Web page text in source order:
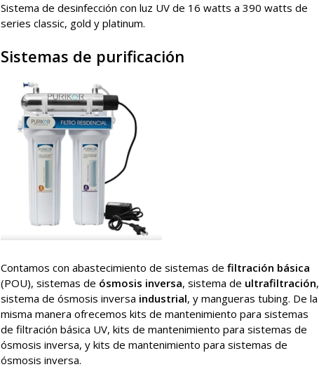
Sistema de desinfección con luz UV de 16 watts a 390 watts de
series classic, gold y platinum.
Sistemas de purificación
Contamos con abastecimiento de sistemas de filtración básica
(POU), sistemas de ósmosis inversa, sistema de ultrafiltración,
sistema de ósmosis inversa industrial, y mangueras tubing. De la
misma manera ofrecemos kits de mantenimiento para sistemas
de filtración básica UV, kits de mantenimiento para sistemas de
ósmosis inversa, y kits de mantenimiento para sistemas de
ósmosis inversa.